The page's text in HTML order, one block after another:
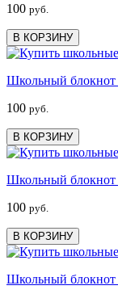
100 руб.
В КОРЗИНУ
Школьный блокнот
100 руб.
В КОРЗИНУ
Школьный блокнот
100 руб.
В КОРЗИНУ
Школьный блокнот